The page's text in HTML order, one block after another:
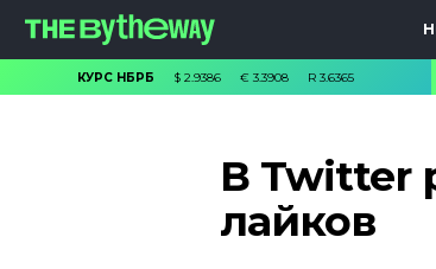
КУРС НБРБ $2.9386 € 3.3908 R3.6365
В Twitter
лайков